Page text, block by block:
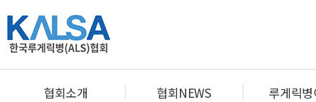
협회소개 협회NEWS 루게릭